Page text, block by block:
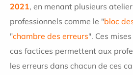
2021, en menant plusieurs
professionnels comme le "bloc
"chambre des erreurs". Ces
cas factices permettent aux
les erreurs dans chacun de ces